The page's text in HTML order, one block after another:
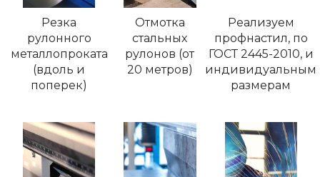
Резка
рулонного
металлопроката
(вдоль и
поперек)
Отмотка
стальных
рулонов (от
20 метров)
Реализуем
профнастил, по
ГОСТ 2445-2010, и
индивидуальным
размерам